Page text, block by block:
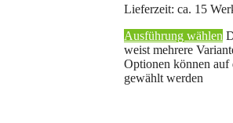
Lieferzeit: ca. 15
Ausführung wählen
weist mehrere
Optionen können auf
gewählt werden